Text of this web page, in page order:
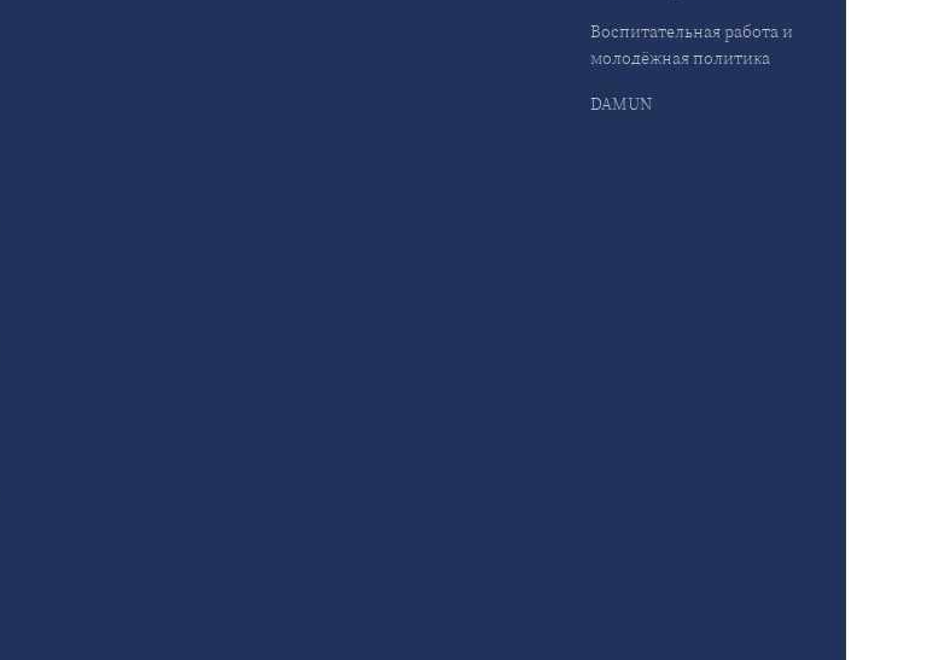
Воспитательная работа и
молодёжная политика
DAMUN